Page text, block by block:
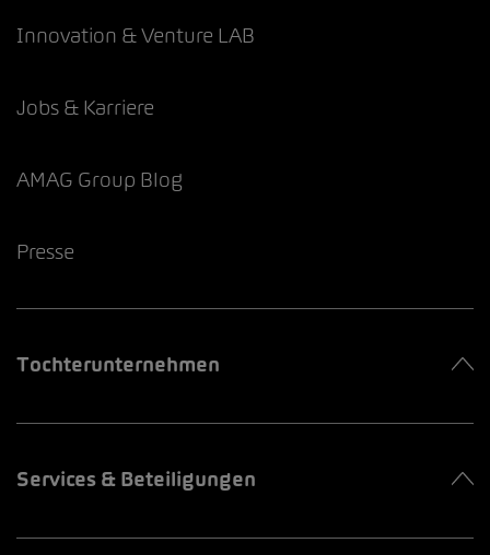
Innovation & Venture LAB
Jobs & Karriere
AMAG Group Blog
Presse
Tochterunternehmen
Services & Beteiligungen